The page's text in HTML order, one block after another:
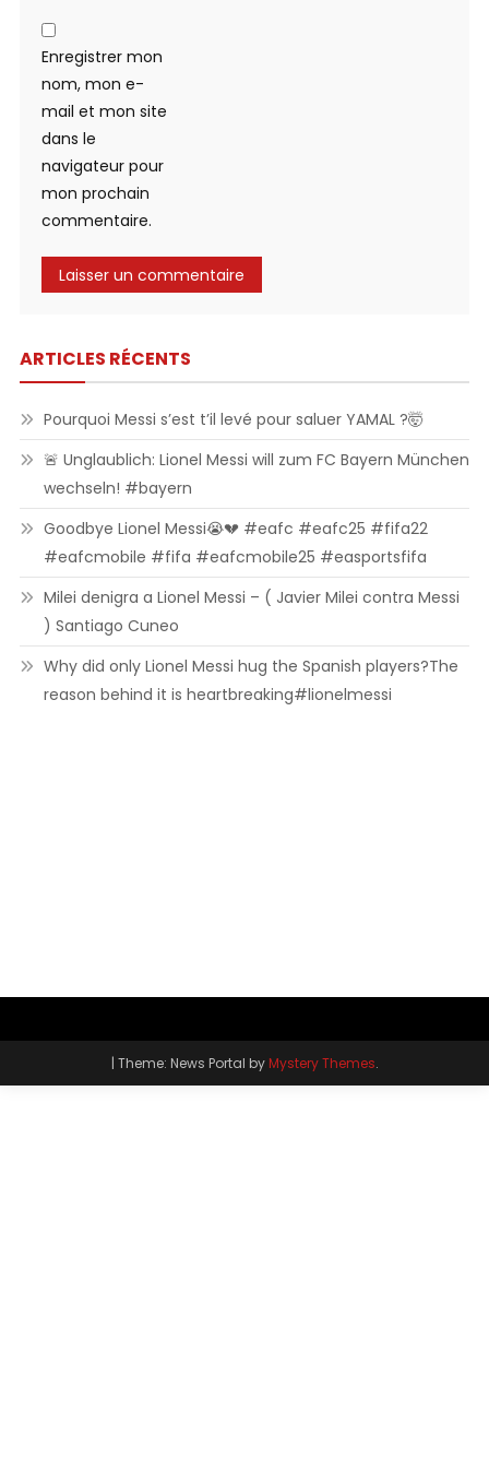
Enregistrer mon
nom, mon e-
mail et mon site
dans le
navigateur pour
mon prochain
commentaire.
ARTICLES RÉCENTS
Pourquoi Messi s’est t’il levé pour saluer YAMAL ?🤯
🚨 Unglaublich: Lionel Messi will zum FC Bayern München
wechseln! #bayern
Goodbye Lionel Messi😭💔 #eafc #eafc25 #fifa22
#eafcmobile #fifa #eafcmobile25 #easportsfifa
Milei denigra a Lionel Messi – ( Javier Milei contra Messi
) Santiago Cuneo
Why did only Lionel Messi hug the Spanish players?The
reason behind it is heartbreaking#lionelmessi
| Theme: News Portal byMystery Themes.